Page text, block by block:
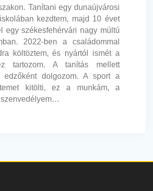
Tanítani egy dunaújvárosi
kezdtem, majd 10 évet
egy székesfehérvári nagy múltú
2022-ben a családommal
költöztem, és nyártól ismét a
tartozom. A tanítás mellett
edzőként dolgozom. A sport a
kitölti, ez a munkám, a
szenvedélyem…